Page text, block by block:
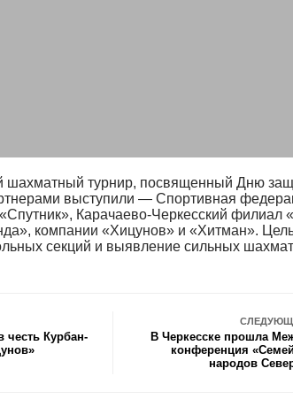
шахматный турнир, посвященный Дню
выступили — Спортивная
Карачаево-Черкесский филиал
компании «Хицунов» и «Хитман».
секций и выявление сильных
честь Курбан-
В Черкесске прошла
конференция
народов